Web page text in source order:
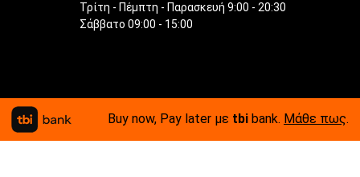
Τρίτη - Πέμπτη - Παρασκευή 9:00 - 20:30
Σάββατο 09:00 - 15:00
Buy now, Pay later με tbi bank. Μάθε πως.